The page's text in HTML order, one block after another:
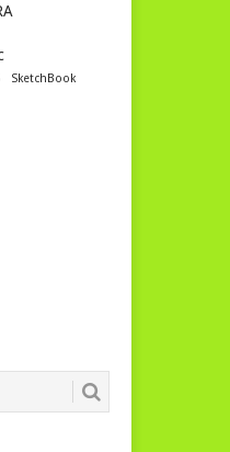
SketchBook